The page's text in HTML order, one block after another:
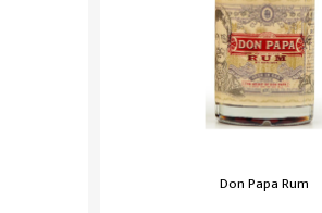
Don Papa Rum